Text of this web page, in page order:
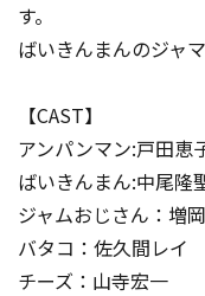
す。
ばいきんまんのジャ
【CAST】
アンパンマン:戸田恵
ばいきんまん:中尾隆
ジャムおじさん：増
バタコ：佐久間レイ
チーズ：山寺宏一